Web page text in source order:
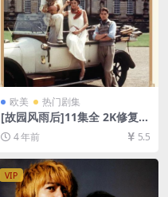
欧美 热门剧集
[故园风雨后]11集全 2K修复版
Brideshead Revisited (198
1)[百度网盘+迅雷云盘资源10
[中英字幕]
4 年前 5.5
VIP